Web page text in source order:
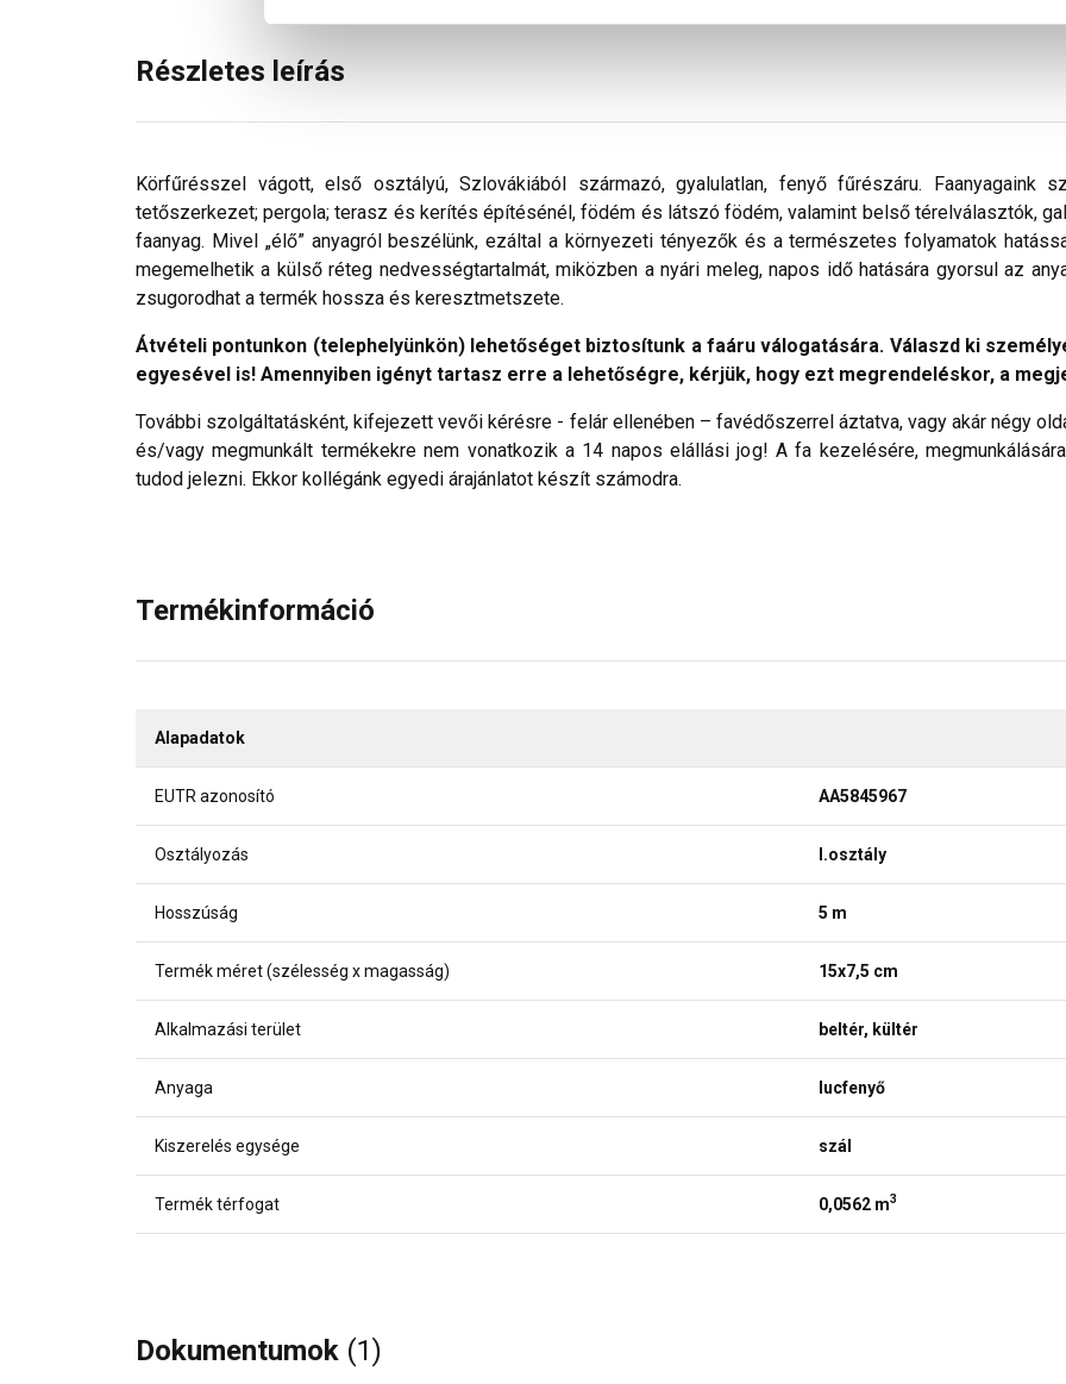
Részletes leírás
Körfűrésszel vágott, első osztályú, Szlovákiából származó, gyalulatlan, fenyő fűrészáru. Faanyagaink
tetőszerkezet; pergola; terasz és kerítés építésénél, födém és látszó födém, valamint belső térelválasztók,
faanyag. Mivel „élő” anyagról beszélünk, ezáltal a környezeti tényezők és a természetes folyamatok
megemelhetik a külső réteg nedvességtartalmát, miközben a nyári meleg, napos idő hatására gyorsul az
zsugorodhat a termék hossza és keresztmetszete.
Átvételi pontunkon (telephelyünkön) lehetőséget biztosítunk a faáru válogatására. Válaszd ki
egyesével is! Amennyiben igényt tartasz erre a lehetőségre, kérjük, hogy ezt megrendeléskor, a
További szolgáltatásként, kifejezett vevői kérésre - felár ellenében – favédőszerrel áztatva, vagy akár négy
és/vagy megmunkált termékekre nem vonatkozik a 14 napos elállási jog! A fa kezelésére,
tudod jelezni. Ekkor kollégánk egyedi árajánlatot készít számodra.
Termékinformáció
Alapadatok
EUTR azonosító AA5845967
Osztályozás I.osztály
Hosszúság 5 m
Termék méret (szélesség x magasság) 15x7,5 cm
Alkalmazási terület beltér, kültér
Anyaga lucfenyő
Kiszerelés egysége szál
Termék térfogat 0,0562 m3
Dokumentumok (1)